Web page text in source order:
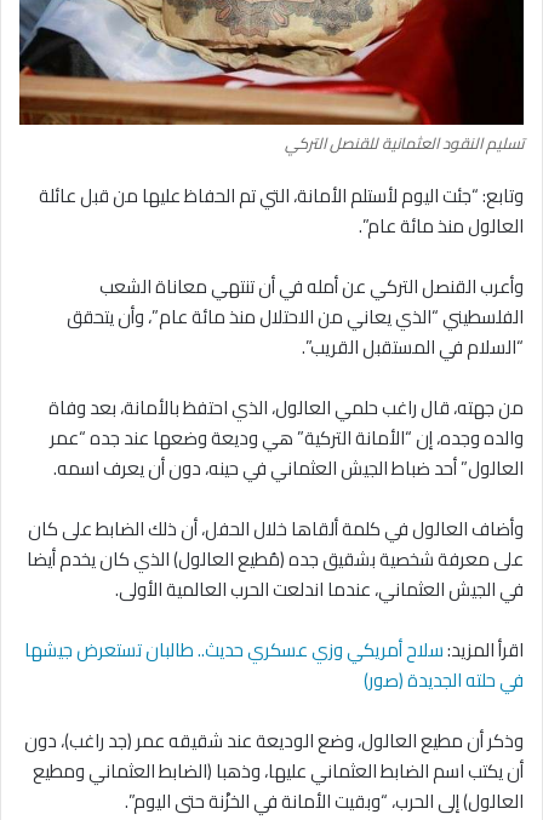
تسليم النقود العثمانية للقنصل التركي
وتابع: “جئت اليوم لأستلم الأمانة، التي تم الحفاظ عليها من قبل عائلة
العالول منذ مائة عام”.
وأعرب القنصل التركي عن أمله في أن تنتهي معاناة الشعب
الفلسطيني “الذي يعاني من الاحتلال منذ مائة عام”، وأن يتحقق
“السلام في المستقبل القريب”.
من جهته، قال راغب حلمي العالول، الذي احتفظ بالأمانة، بعد وفاة
والده وجده، إن “الأمانة التركية” هي وديعة وضعها عند جده “عمر
العالول” أحد ضباط الجيش العثماني في حينه، دون أن يعرف اسمه.
وأضاف العالول في كلمة ألقاها خلال الحفل، أن ذلك الضابط على كان
على معرفة شخصية بشقيق جده (مُطيع العالول) الذي كان يخدم أيضا
في الجيش العثماني، عندما اندلعت الحرب العالمية الأولى.
اقرأ المزيد:سلاح أمريكي وزي عسكري حديث.. طالبان تستعرض جيشها
في حلته الجديدة (صور)
وذكر أن مطيع العالول، وضع الوديعة عند شقيقه عمر (جد راغب)، دون
أن يكتب اسم الضابط العثماني عليها، وذهبا (الضابط العثماني ومطيع
العالول) إلى الحرب، “وبقيت الأمانة في الخزْنة حتى اليوم”.